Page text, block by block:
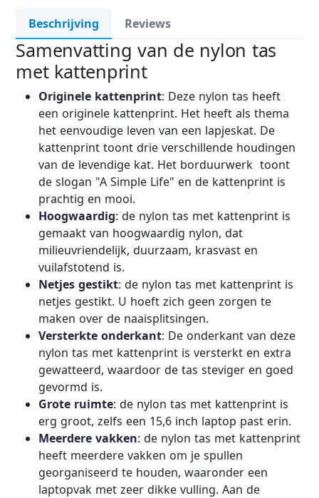
Beschrijving Reviews
Samenvatting van de nylon tas
met kattenprint
Originele kattenprint: Deze nylon tas heeft
een originele kattenprint. Het heeft als thema
het eenvoudige leven van een lapjeskat. De
kattenprint toont drie verschillende houdingen
van de levendige kat. Het borduurwerk toont
de slogan "A Simple Life" en de kattenprint is
prachtig en mooi.
Hoogwaardig: de nylon tas met kattenprint is
gemaakt van hoogwaardig nylon, dat
milieuvriendelijk, duurzaam, krasvast en
vuilafstotend is.
Netjes gestikt: de nylon tas met kattenprint is
netjes gestikt. U hoeft zich geen zorgen te
maken over de naaisplitsingen.
Versterkte onderkant: De onderkant van deze
nylon tas met kattenprint is versterkt en extra
gewatteerd, waardoor de tas steviger en goed
gevormd is.
Grote ruimte: de nylon tas met kattenprint is
erg groot, zelfs een 15,6 inch laptop past erin.
Meerdere vakken: de nylon tas met kattenprint
heeft meerdere vakken om je spullen
georganiseerd te houden, waaronder een
laptopvak met zeer dikke vulling. Aan de